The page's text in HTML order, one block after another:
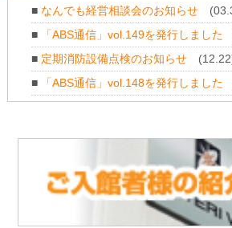
た。
https://www.teikoku-eng.co.jp/notice/
「株式会社NDTアドヴァンス」様のお知ら
新製品 紫外線強度計・照度計『XP-3000
した。
https://www.ind-blacklight.jp/topics/2504/
「株式会社NDTアドヴァンス」様のお知ら
タブレット感覚でタッチ操作 & 業界最高
レイ探傷器『EddyViewⅡ』の販売を開始さ
https://www.ndtadvance.com/info/info-
「株式会社テイコク」様のお知らせ
■ なんでも経営相談会のお知らせ
■
「ABS通信」vol.149を発行しました
■ 定期消防設備点検のお知らせ
■
「ABS通信」vol.148を発行しました